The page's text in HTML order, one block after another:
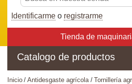
Identificarme o registrarme
Tienda de
Catalogo de productos
inicio antidesgaste agrícola
tornillería